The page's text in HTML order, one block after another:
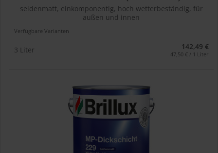
seidenmatt, einkomponentig, hoch wetterbeständig, für
außen und innen
Verfügbare Varianten
3 Liter 142,49 €
47,50 € / 1 Liter